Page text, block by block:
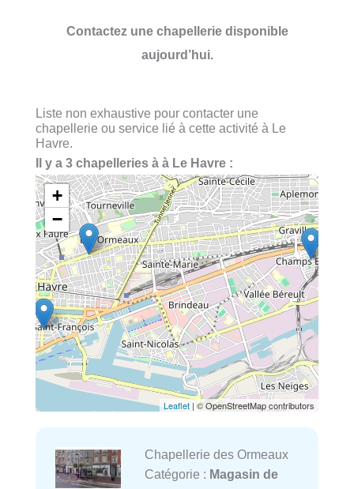
Contactez une chapellerie disponible
aujourd’hui.
Liste non exhaustive pour contacter une
chapellerie ou service lié à cette activité à Le
Havre.
Il y a 3 chapelleries à à Le Havre :
+
−
Leaflet | © OpenStreetMap contributors
Chapellerie des Ormeaux
Catégorie : Magasin de